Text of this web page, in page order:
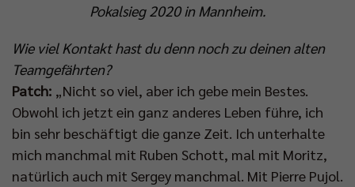
Pokalsieg 2020 in Mannheim.
Wie viel Kontakt hast du denn noch zu deinen alten
Teamgefährten?
Patch: „Nicht so viel, aber ich gebe mein Bestes.
Obwohl ich jetzt ein ganz anderes Leben führe, ich
bin sehr beschäftigt die ganze Zeit. Ich unterhalte
mich manchmal mit Ruben Schott, mal mit Moritz,
natürlich auch mit Sergey manchmal. Mit Pierre Pujol.